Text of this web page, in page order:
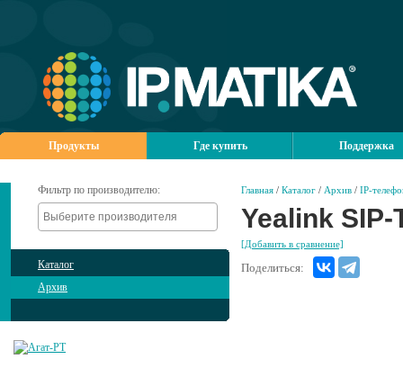
Продукты Где купить Поддержка
Фильтр по производителю:
Каталог
Архив
Главная / Каталог / Архив / IP-
Yealink SIP-
[Добавить в сравнение]
Поделиться: